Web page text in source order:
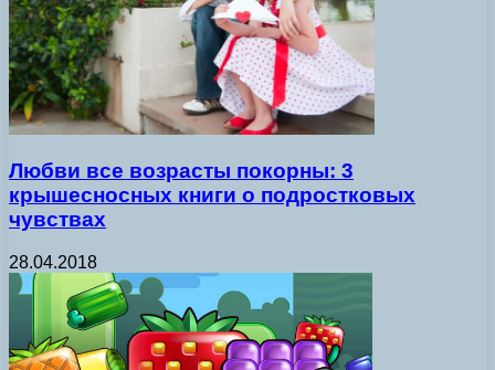
Любви все возрасты покорны: 3
крышесносных книги о подростковых
чувствах
28.04.2018